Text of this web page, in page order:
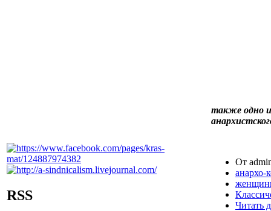
RSS
также одно
От
анархо-
Читать